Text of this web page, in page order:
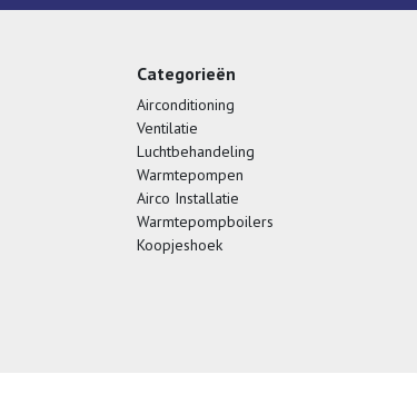
Categorieën
Airconditioning
Ventilatie
Luchtbehandeling
Warmtepompen
Airco Installatie
Warmtepompboilers
Koopjeshoek